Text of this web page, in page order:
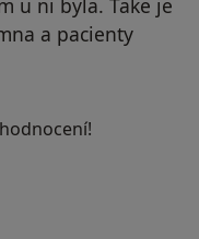
u ni byla. Take je
a pacienty